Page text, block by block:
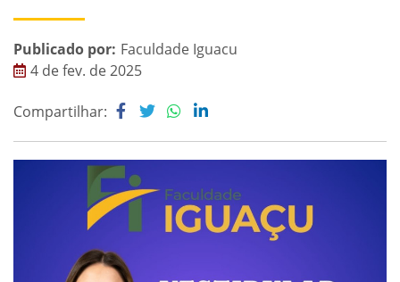
Publicado por: Faculdade Iguacu
4 de fev. de 2025
Compartilhar: